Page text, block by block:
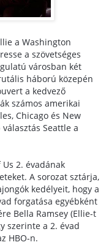
a Washington
a szövetséges
városban két
háború közepén
a kedvező
számos amerikai
Chicago és New
Seattle a
2. évadának
A sorozat sztárja,
kedélyeit, hogy a
forgatása egyébként
Bella Ramsey (Ellie-t
szerinte a 2. évad
HBO-n.